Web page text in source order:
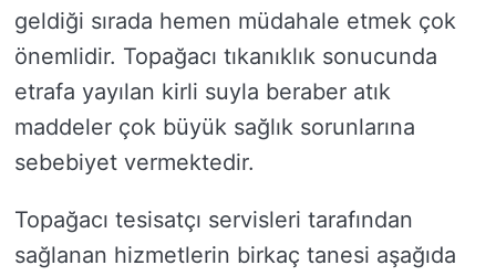
geldiği sırada hemen müdahale etmek çok
önemlidir. Topağacı tıkanıklık sonucunda
etrafa yayılan kirli suyla beraber atık
maddeler çok büyük sağlık sorunlarına
sebebiyet vermektedir.
Topağacı tesisatçı servisleri tarafından
sağlanan hizmetlerin birkaç tanesi aşağıda